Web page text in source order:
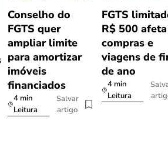
Conselho do
FGTS quer
ampliar limite
para amortizar
imóveis
financiados
4 min
Leitura
Salvar
artigo
FGTS
R$ 500 afeta
compras e
viagens de
de ano
4 min
Leitura